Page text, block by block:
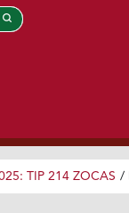
TIP 214 ZOCAS /